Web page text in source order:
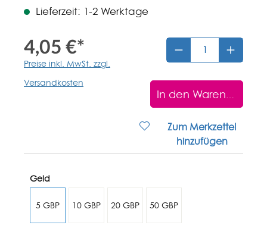
Lieferzeit: 1-2 Werktage
4,05 €*
Preise inkl. MwSt. zzgl.
Versandkosten
In den Warenkorb
Zum Merkzettel
hinzufügen
Geld
5 GBP 10 GBP 20 GBP 50 GBP